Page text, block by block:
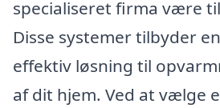
specialiseret firma være
Disse systemer tilbyder
effektiv løsning til
af dit hjem. Ved at vælge